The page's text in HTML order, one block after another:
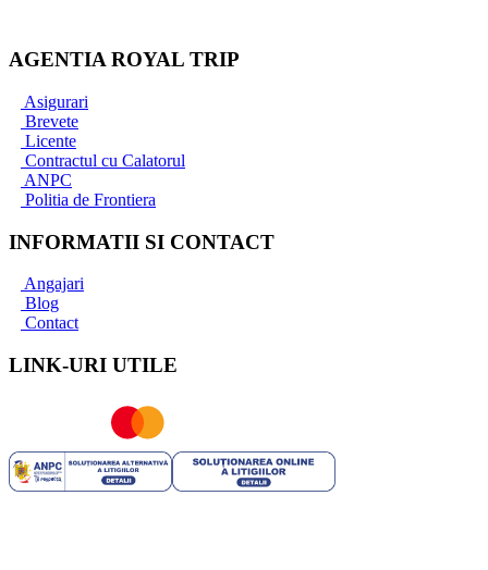
AGENTIA ROYAL TRIP
Asigurari
Brevete
Licente
Contractul cu Calatorul
ANPC
Politia de Frontiera
INFORMATII SI CONTACT
Angajari
Blog
Contact
LINK-URI UTILE